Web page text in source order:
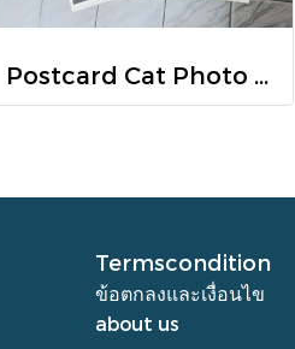
Postcard Cat Photo Set 12 ลาย โปสการ์ดรูปแมว จัดเซต
Termscondition
ข้อตกลงและเงื่อนไข
about us